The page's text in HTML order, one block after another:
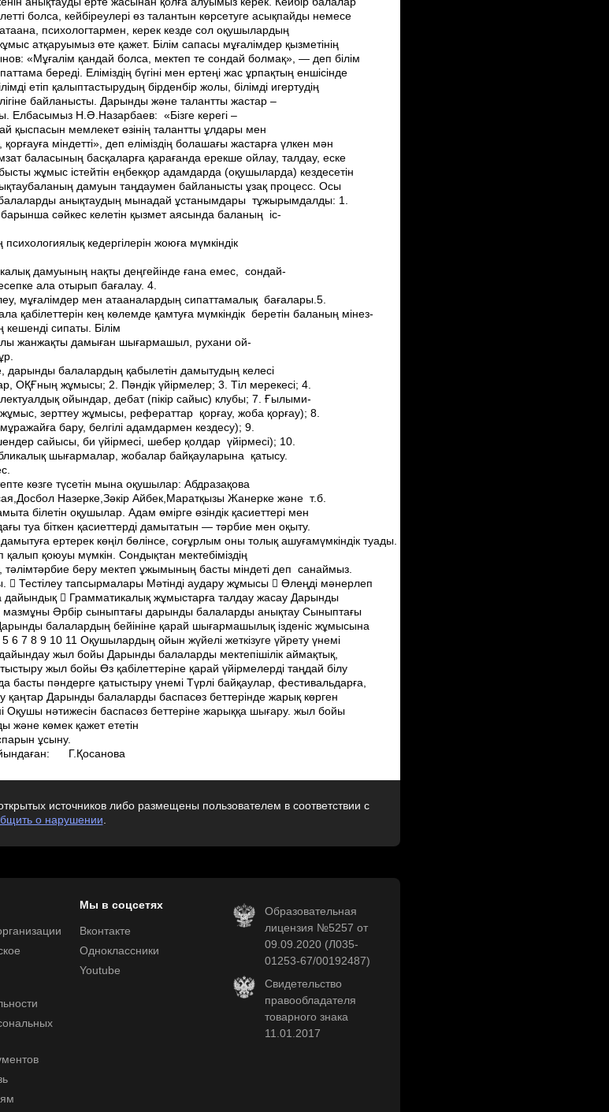
источников либо размещены пользователем в соответствии с
о нарушении.
Мы в соцсетях
Вконтакте
Одноклассники
Youtube
Образовательная
лицензия №5257 от
09.09.2020 (Л035-
01253-67/00192487)
Свидетельство
правообладателя
товарного знака
11.01.2017